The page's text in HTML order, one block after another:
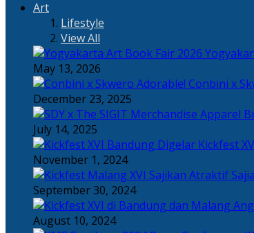
Art
Lifestyle
View All
May 13, 2026
Adorable! Conbini x
December 23, 2025
Apparel
July 14, 2025
Kickfest
November 1, 2024
September 30, 2024
August 10, 2024